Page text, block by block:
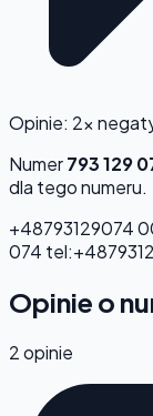
Opinie: 2x
Numer793 129
dla tego numeru.
+48793129074
074
Opinie o
2 opinie